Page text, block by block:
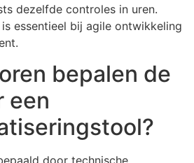
dezelfde controles in uren.
essentieel bij agile ontwikkeling
bepalen de
een
door technische